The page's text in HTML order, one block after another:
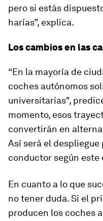
pero si estás
harías”, explica.
Los cambios en las
“En la mayoría de
coches autónomos
universitarias",
momento, esos
convertirán en
Así será el
conductor según
En cuanto a lo que
no tener duda. Si el
producen los coches